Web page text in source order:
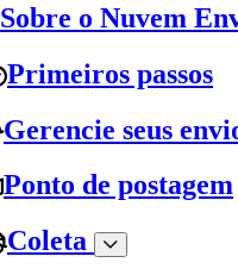
Sobre o Nuvem
Primeiros passos
Gerencie seus
Ponto de postagem
Coleta